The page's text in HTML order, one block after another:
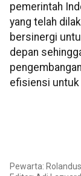
pemerintah
yang telah
bersinergi
depan
pengembangan
efisiensi untuk
Pewarta: